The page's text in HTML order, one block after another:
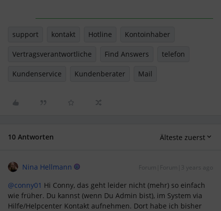
support kontakt Hotline Kontoinhaber
Vertragsverantwortliche Find Answers telefon
Kundenservice Kundenberater Mail
10 Antworten Älteste zuerst
Nina Hellmann Forum|Forum|3 years ago
@conny01 Hi Conny, das geht leider nicht (mehr) so einfach
wie früher. Du kannst (wenn Du Admin bist), im System via
Hilfe/Helpcenter Kontakt aufnehmen. Dort habe ich bisher